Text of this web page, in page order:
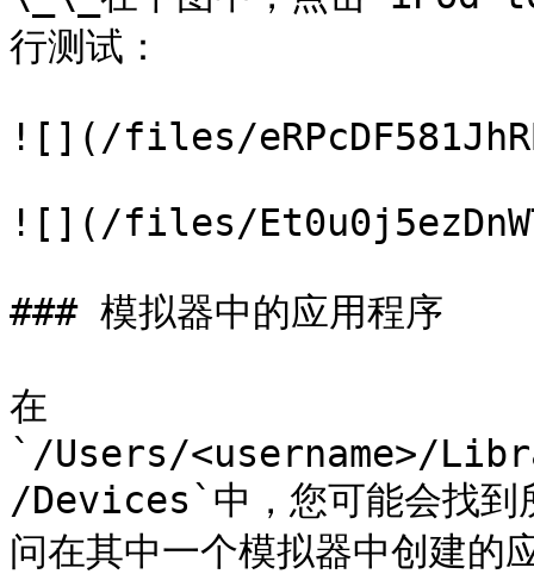
行测试：
![](/files/
![](/files/
### 模拟器中的应用程序
在
`/Users/<username>/
/Devices`中，您可能会找到
问在其中一个模拟器中创建的